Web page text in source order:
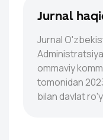
Jurnal
Jurnal
ommaviy
tomonidan
bilan davlat